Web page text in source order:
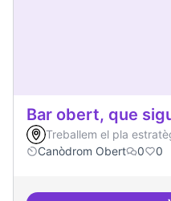
Bar obert, que
Treballem el pla
Canòdrom Obert
0 0